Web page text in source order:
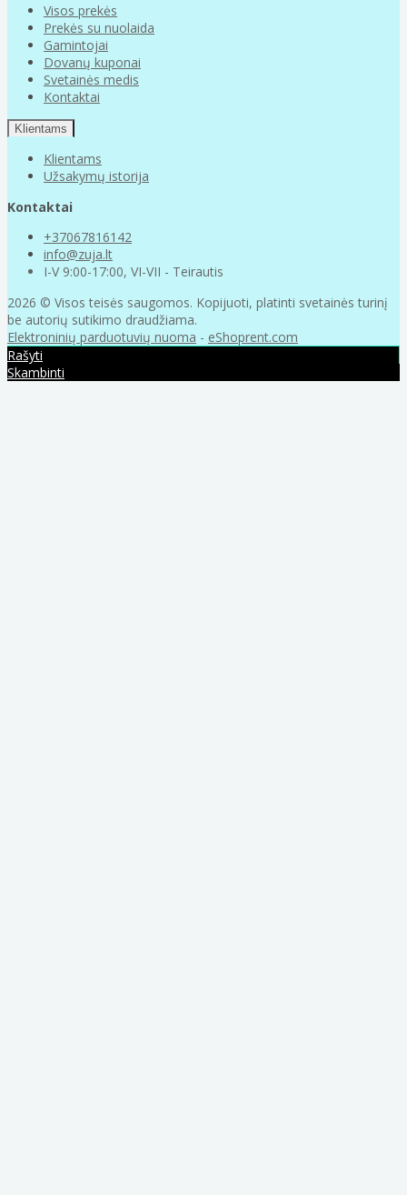
Visos prekės
Prekės su nuolaida
Gamintojai
Dovanų kuponai
Svetainės medis
Kontaktai
Klientams
Klientams
Užsakymų istorija
Kontaktai
+37067816142
info@zuja.lt
I-V 9:00-17:00, VI-VII - Teirautis
2026 © Visos teisės saugomos. Kopijuoti, platinti svetainės turinį
be autorių sutikimo draudžiama.
Elektroninių parduotuvių nuoma - eShoprent.com
Rašyti
Skambinti